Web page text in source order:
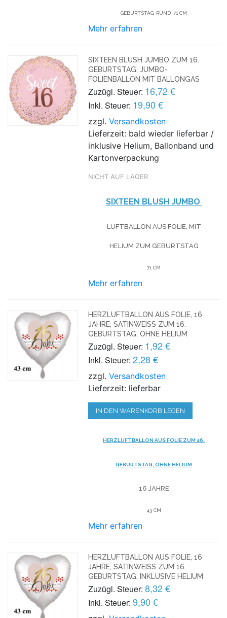
EBURTSTAG, RUND, 71 CM
Mehr erfahren
SIXTEEN BLUSH JUMBO ZUM 16.
GEBURTSTAG, JUMBO-
FOLIENBALLON MIT BALLONGAS
Zuzügl. Steuer: 16,72 €
Inkl. Steuer: 19,90 €
zzgl.Versandkosten
Lieferzeit: bald wieder lieferbar /
inklusive Helium, Ballonband und
Kartonverpackung
NICHT AUF LAGER
SIXTEEN BLUSH JUMBO
LUFTBALLON AUS FOLIE, MIT
HELIUM ZUM GEBURTSTAG
71 CM
Mehr erfahren
HERZLUFTBALLON AUS FOLIE, 16
JAHRE, SATINWEISS ZUM 16. G
EBURTSTAG, OHNE HELIUM
Zuzügl. Steuer: 1,92 €
Inkl. Steuer: 2,28 €
zzgl.Versandkosten
Lieferzeit: lieferbar
IN DEN WARENKORB LEGEN
HERZLUFTBALLON AUS FOLIE ZUM 16.
GEBURTSTAG, OHNE HELIUM
16 JAHRE
43 CM
Mehr erfahren
HERZLUFTBALLON AUS FOLIE, 16
JAHRE, SATINWEISS ZUM 16. G
EBURTSTAG, INKLUSIVE HELIUM
Zuzügl. Steuer: 8,32 €
Inkl. Steuer: 9,90 €